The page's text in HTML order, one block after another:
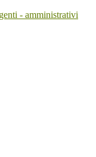
- amministrativi